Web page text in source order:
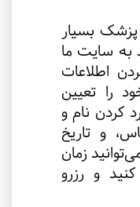
پزشک بسیار
به سایت ما
اطلاعات
را تعیین
کردن نام و
و تاریخ
زمان
و رزرو